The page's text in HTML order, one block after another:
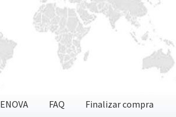
ENOVA FAQ Finalizar compra